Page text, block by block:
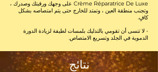
Crème Réparatrice De Luxe على وجهك ورقبتك وصدرك ،
وتجنب منطقة العين ، وتمتد للخارج حتى يتم امتصاصه بشكل
كافٍ.
- لا تنسى أن تقومي بالتدليك بلمسات لطيفة لزيادة الدورة
الدموية في الجلد وتسريع الامتصاص.
نتائج